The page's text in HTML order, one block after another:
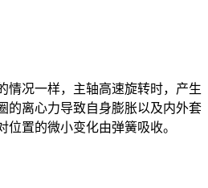
况一样，主轴高速旋转时，产生
的离心力导致自身膨胀以及内外套
位置的微小变化由弹簧吸收。